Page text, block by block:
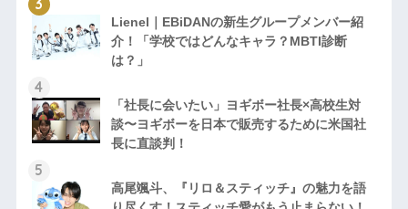
Lienel｜EBiDANの新生グループメンバー紹
介！「学校ではどんなキャラ？MBTI診断
は？」
「社長に会いたい」ヨギボー社長×高校生対
談〜ヨギボーを日本で販売するために米国社
長に直談判！
高尾颯斗、『リロ＆スティッチ』の魅力を語